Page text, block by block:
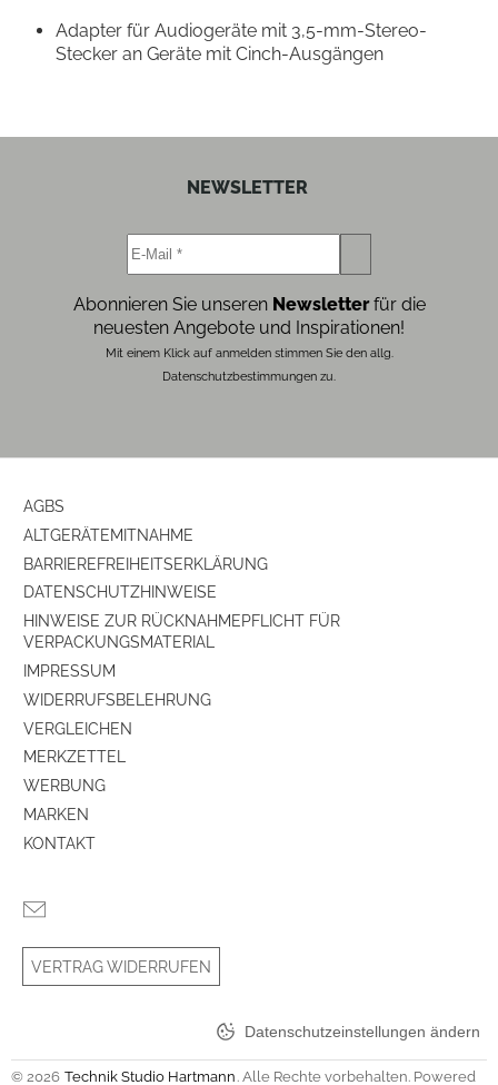
Adapter für Audiogeräte mit 3,5-mm-Stereo-
Stecker an Geräte mit Cinch-Ausgängen
NEWSLETTER
Abonnieren Sie unseren Newsletterfür die
neuesten Angebote und Inspirationen!
Mit einem Klick auf anmelden stimmen Sie den allg.
Datenschutzbestimmungen zu.
AGBS
ALTGERÄTEMITNAHME
BARRIEREFREIHEITSERKLÄRUNG
DATENSCHUTZHINWEISE
HINWEISE ZUR RÜCKNAHMEPFLICHT FÜR
VERPACKUNGSMATERIAL
IMPRESSUM
WIDERRUFSBELEHRUNG
VERGLEICHEN
MERKZETTEL
WERBUNG
MARKEN
KONTAKT
VERTRAG WIDERRUFEN
Datenschutzeinstellungen ändern
© 2026 Technik Studio Hartmann . Alle Rechte vorbehalten. Powered